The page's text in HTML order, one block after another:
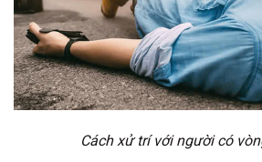
Cách xử trí với người có